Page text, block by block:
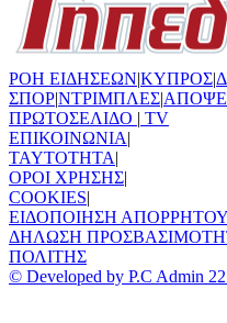
ΡΟΗ ΕΙΔΗΣΕΩΝ|ΚΥΠΡΟΣ|
ΣΠΟΡ|ΝΤΡΙΜΠΛΕΣ|
ΠΡΩΤΟΣΕΛΙΔΟ | TV
ΕΠΙΚΟΙΝΩΝΙΑ|
TAYTOTHTA|
ΟΡΟΙ ΧΡΗΣΗΣ|
COOKIES|
ΕΙΔΟΠΟΙΗΣΗ ΑΠΟΡΡΗΤΟΥ
ΔΗΛΩΣΗ
ΠΟΛΙΤΗΣ
© Developed by P.C Admin